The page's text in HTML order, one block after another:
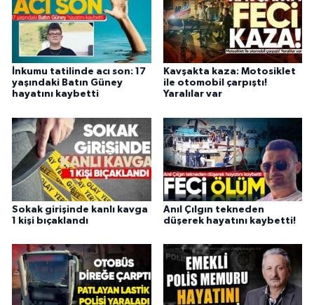
İnkumu tatilinde acı son: 17
yaşındaki Batın Güney
hayatını kaybetti
Kavşakta kaza: Motosiklet
ile otomobil çarpıştı!
Yaralılar var
Sokak girişinde kanlı kavga
1 kişi bıçaklandı
Anıl Çılgın tekneden
düşerek hayatını kaybetti!